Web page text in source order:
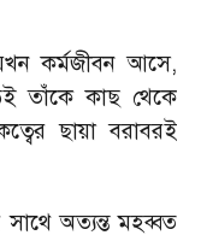
কর্মজীবন আসে,
তাঁকে কাছ থেকে
ছায়া বরাবরই
সাথে অত্যন্ত মহব্বত